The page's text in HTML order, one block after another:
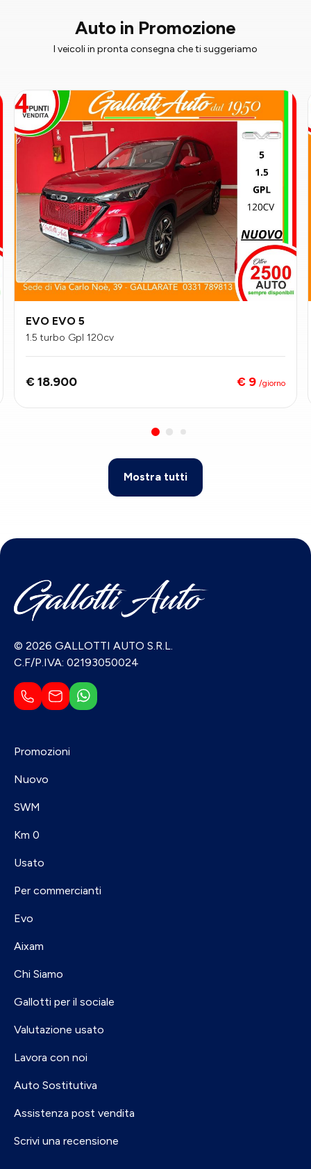
Auto in Promozione
I veicoli in pronta consegna che ti suggeriamo
EVO EVO 5
1.5 turbo Gpl 120cv
€ 18.900 € 9 /giorno
Mostra tutti
© 2026 GALLOTTI AUTO S.R.L.
C.F/P.IVA: 02193050024
Promozioni
Nuovo
SWM
Km 0
Usato
Per commercianti
Evo
Aixam
Chi Siamo
Gallotti per il sociale
Valutazione usato
Lavora con noi
Auto Sostitutiva
Assistenza post vendita
Scrivi una recensione